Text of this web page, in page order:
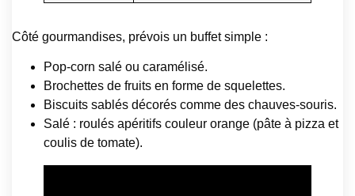
Côté gourmandises, prévois un buffet simple :
Pop-corn salé ou caramélisé.
Brochettes de fruits en forme de squelettes.
Biscuits sablés décorés comme des chauves-souris.
Salé : roulés apéritifs couleur orange (pâte à pizza et
coulis de tomate).